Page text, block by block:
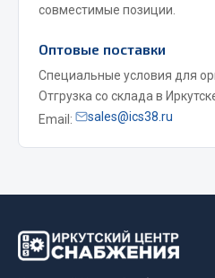
Запчасти МАЗ
Система питания
Подвеска
Тормозная система
Двери
Окно ветровое
Электрооборудование
совместимые позиции.
Оптовые поставки
Специальные условия для
Отгрузка со склада в
Email:
sales@ics38.ru